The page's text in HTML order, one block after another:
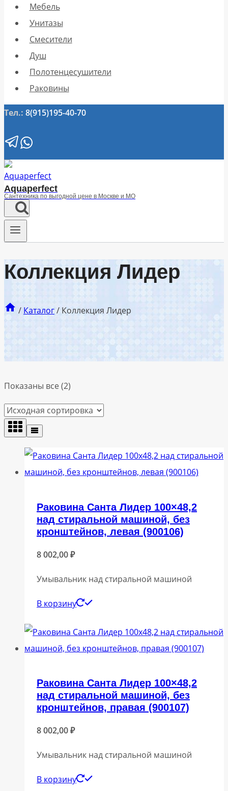
Мебель
Унитазы
Смесители
Душ
Полотенцесушители
Раковины
Тел.: 8(915)195-40-70
Aquaperfect
Сантехника по выгодной цене в Москве и МО
Коллекция Лидер
/ Каталог/ Коллекция Лидер
Показаны все (2)
Раковина Санта Лидер 100×48,2
над стиральной машиной, без
кронштейнов, левая (900106)
8 002,00₽
Умывальник над стиральной машиной
В корзину
Раковина Санта Лидер 100×48,2
над стиральной машиной, без
кронштейнов, правая (900107)
8 002,00₽
Умывальник над стиральной машиной
В корзину